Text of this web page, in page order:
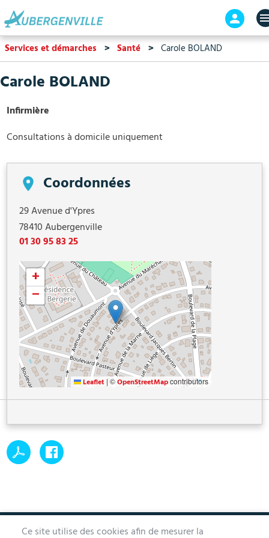
contenu
principal
En-
tête
Services et démarches Santé Carole BOLAND
Carole BOLAND
Infirmière
Consultations à domicile uniquement
Coordonnées
29 Avenue d'Ypres
78410 Aubergenville
01 30 95 83 25
+
−
Leaflet | ©OpenStreetMapcontributors
Ce site utilise des cookies afin de mesurer la